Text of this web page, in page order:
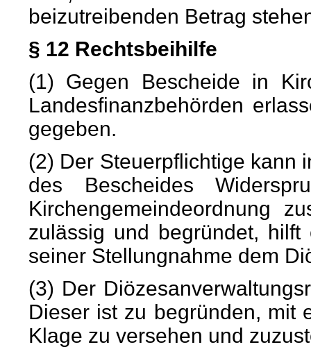
beizutreibenden Betrag
§ 12 Rechtsbeihilfe
(1) Gegen Bescheide in
Landesfinanzbehörden
gegeben.
(2) Der Steuerpflichtige kann
des Bescheides
Kirchengemeindeordnung
zulässig und begründet,
seiner Stellungnahme dem
(3) Der
Dieser ist zu begründen, mit
Klage zu versehen und